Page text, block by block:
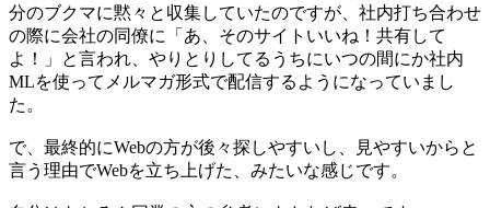
分のブクマに黙々と収集していたのですが、社内打ち合わせ
の際に会社の同僚に「あ、そのサイトいいね！共有して
よ！」と言われ、やりとりしてるうちにいつの間にか社内
MLを使ってメルマガ形式で配信するようになっていまし
た。
で、最終的にWebの方が後々探しやすいし、見やすいからと
言う理由でWebを立ち上げた、みたいな感じです。